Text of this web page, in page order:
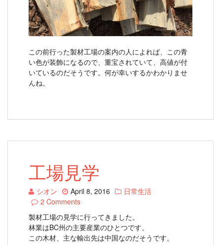
この前行った製材工場の案内の人によれば、この青
い色が装飾になるので、重宝されていて、高値が付
いているのだそうです。何が幸いするかわかりませ
んね。
工場見学
シオン April 8, 2016
日常生活
2 Comments
製材工場の見学に行ってきました。
林業はBC州の主要産業のひとつです。
この木材、主な輸出先は中国なのだそうです。